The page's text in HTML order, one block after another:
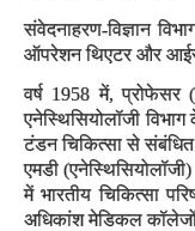
संवेदनाहरण-विज्ञान
ऑपरेशन थिएटर और
वर्ष 1958 में, प्रोफेसर
एनेस्थिसियोलॉजी
टंडन चिकित्सा से संबंधित
एमडी
में भारतीय चिकित्सा
अधिकांश मेडिकल